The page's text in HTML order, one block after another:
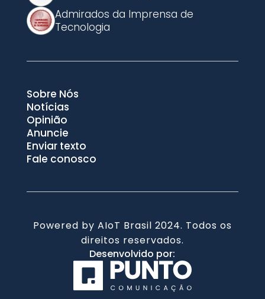
Admirados da Imprensa de
Tecnologia
Sobre Nós
Notícias
Opinião
Anuncie
Enviar texto
Fale conosco
Powered by AIoT Brasil 2024. Todos os
direitos reservados.
Desenvolvido por: